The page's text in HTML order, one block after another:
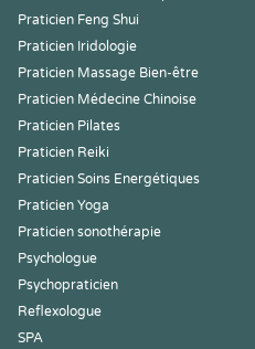
Praticien Feng Shui
Praticien Iridologie
Praticien Massage Bien-être
Praticien Médecine Chinoise
Praticien Pilates
Praticien Reiki
Praticien Soins Energétiques
Praticien Yoga
Praticien sonothérapie
Psychologue
Psychopraticien
Reflexologue
SPA